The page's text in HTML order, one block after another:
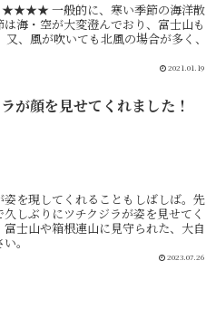
★★★★ 一般的に、寒い季節の海洋散
海・空が大変澄んでおり、富士山も
、風が吹いても北風の場合が多く、
2021.01.19
が顔を見せてくれました！
を現してくれることもしばしば。先
しぶりにツチクジラが姿を見せてく
士山や箱根連山に見守られた、大自
。
2023.07.26